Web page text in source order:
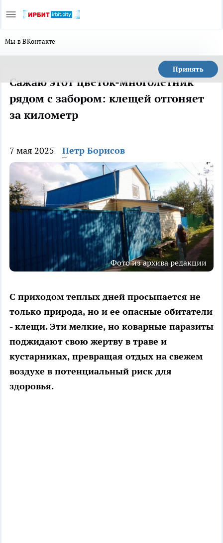
Мы в ВКонтакте
Принять
Сажаю этот цветок-многолетник
рядом с забором: клещей отгоняет
за километр
7 мая 2025 Петр Борисов
Фото из архива редакции
С приходом теплых дней просыпается не
только природа, но и ее опасные обитатели
- клещи. Эти мелкие, но коварные паразиты
поджидают свою жертву в траве и
кустарниках, превращая отдых на свежем
воздухе в потенциальный риск для
здоровья.